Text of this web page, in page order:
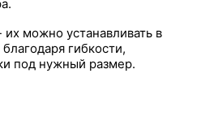
можно устанавливать в
гибкости,
под нужный размер.